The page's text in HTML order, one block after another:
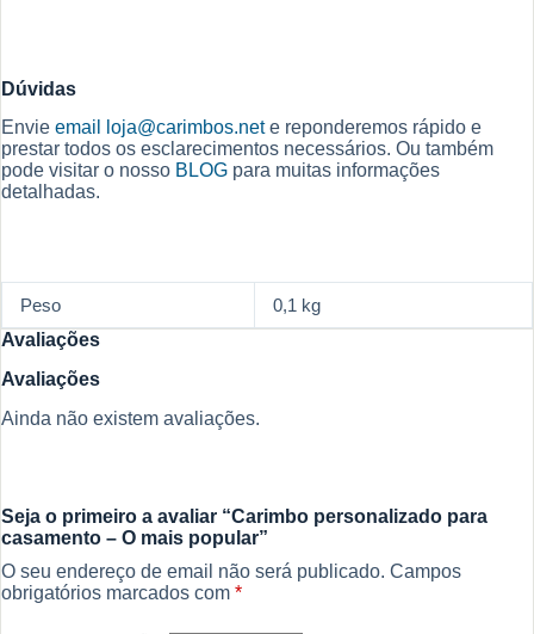
Dúvidas
Envie email loja@carimbos.nete reponderemos rápido e
prestar todos os esclarecimentos necessários. Ou também
pode visitar o nosso BLOG para muitas informações
detalhadas.
Peso
0,1 kg
Avaliações
Avaliações
Ainda não existem avaliações.
Seja o primeiro a avaliar “Carimbo personalizado para
casamento – O mais popular”
O seu endereço de email não será publicado. Campos
obrigatórios marcados com *